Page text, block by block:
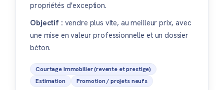
propriétés d’exception.
Objectif : vendre plus vite, au meilleur prix, avec
une mise en valeur professionnelle et un dossier
béton.
Courtage immobilier (revente et prestige)
Estimation
Promotion / projets neufs